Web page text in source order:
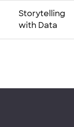
Storytelling
with Data